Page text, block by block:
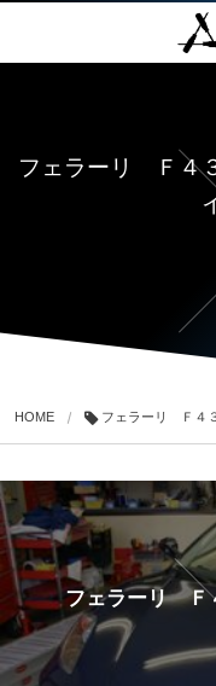
フェラーリ Ｆ
HOME フェラーリ Ｆ４
フェラーリ Ｆ